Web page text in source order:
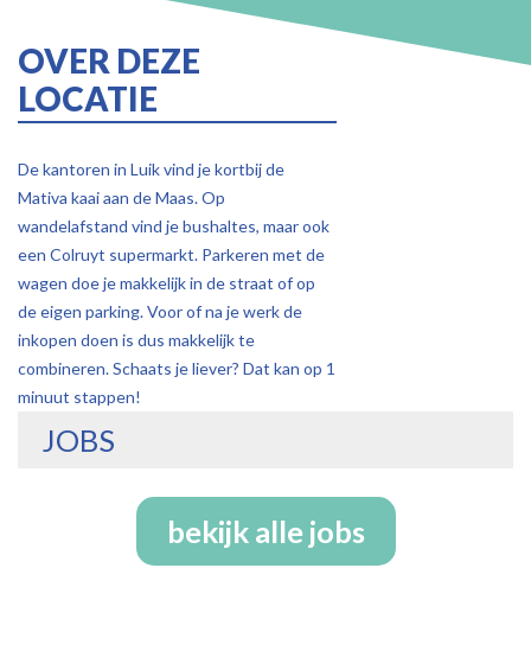
OVER DEZE
LOCATIE
De kantoren in Luik vind je kortbij de
Mativa kaai aan de Maas. Op
wandelafstand vind je bushaltes, maar ook
een Colruyt supermarkt. Parkeren met de
wagen doe je makkelijk in de straat of op
de eigen parking. Voor of na je werk de
inkopen doen is dus makkelijk te
combineren. Schaats je liever? Dat kan op 1
minuut stappen!
JOBS
bekijk alle jobs